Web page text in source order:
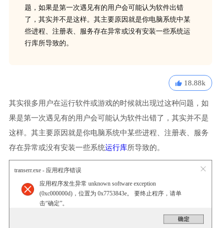
题，如果是第一次遇见有的用户会可能认为软件出错
了，其实并不是这样。其主要原因就是你电脑系统中某
些进程、注册表、服务存在异常或没有安装一些系统运
行库所导致的。
18.88k
其实很多用户在运行软件或游戏的时候就出现过这种问题，如
果是第一次遇见有的用户会可能认为软件出错了，其实并不是
这样。其主要原因就是你电脑系统中某些进程、注册表、服务
存在异常或没有安装一些系统运行库所导致的。
transerr.exe - 应用程序错误
应用程序发生异常 unknown software exception
(0xc000000d)，位置为 0x7753843e。 要终止程序，请单
击“确定”。